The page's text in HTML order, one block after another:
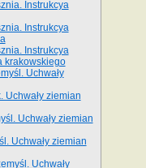
Instrukcya
Instrukcya
Instrukcya
krakowskiego
Uchwały
Uchwały ziemian
Uchwały ziemian
Uchwały ziemian
Uchwały